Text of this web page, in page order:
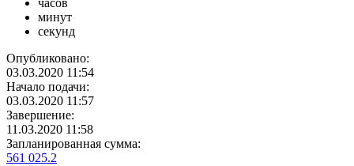
часов
минут
секунд
Опубликовано:
03.03.2020 11:54
Начало подачи:
03.03.2020 11:57
Завершение:
11.03.2020 11:58
Запланированная сумма:
561 025.2